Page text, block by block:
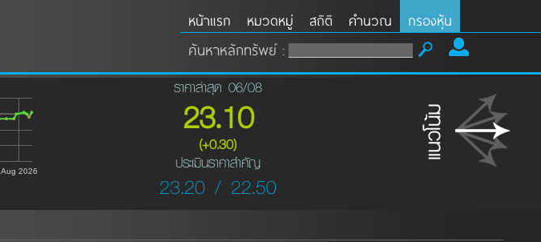
หน้าแรก หมวดหมู่ สถิติ คำนวณ กรองหุ้น
ค้นหาหลักทรัพย์ :
Aug 2026
ราคาล่าสุด 06/08
23.10
(+0.30)
ประเมินราคาสำคัญ
23.20 / 22.50